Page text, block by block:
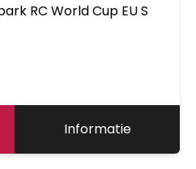
RC World Cup EU S
Informatie